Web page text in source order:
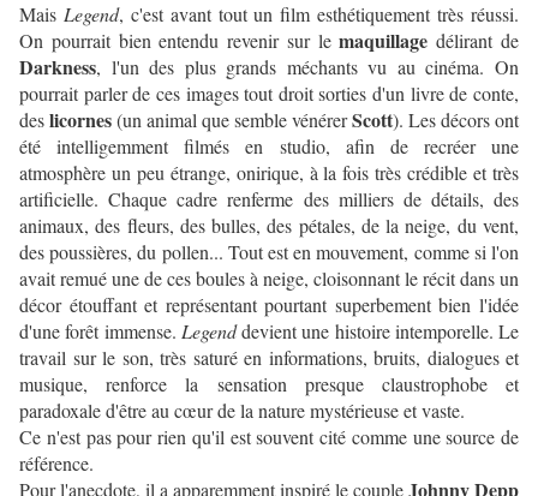
Mais Legend, c'est avant tout un film esthétiquement très réussi.
On pourrait bien entendu revenir sur lemaquillage délirant de
Darkness, l'un des plus grands méchants vu au cinéma. On
pourrait parler de ces images tout droit sorties d'un livre de conte,
deslicornes(un animal que semble vénérerScott). Les décors ont
été intelligemment filmés en studio, afin de recréer une
atmosphère un peu étrange, onirique, à la fois très crédible et très
artificielle. Chaque cadre renferme des milliers de détails, des
animaux, des fleurs, des bulles, des pétales, de la neige, du vent,
des poussières, du pollen... Tout est en mouvement, comme si l'on
avait remué une de ces boules à neige, cloisonnant le récit dans un
décor étouffant et représentant pourtant superbement bien l'idée
d'une forêt immense. Legenddevient une histoire intemporelle. Le
travail sur le son, très saturé en informations, bruits, dialogues et
musique, renforce la sensation presque claustrophobe et
paradoxale d'être au cœur de la nature mystérieuse et vaste.
Ce n'est pas pour rien qu'il est souvent cité comme une source de
référence.
Pour l'anecdote, il a apparemment inspiré le coupleJohnny Depp